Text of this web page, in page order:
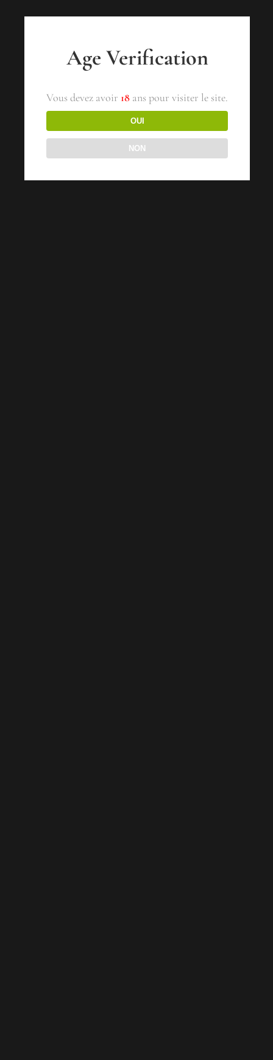
Age Verification
Vous devez avoir 18 ans pour visiter le site.
OUI
NON